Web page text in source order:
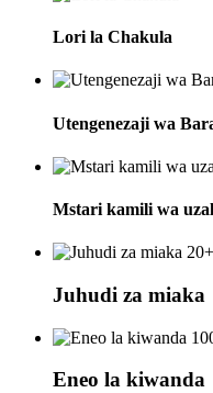
Lori la Chakula
Utengenezaji wa
Mstari kamili wa
20+
Juhudi za miaka
Eneo la kiwanda